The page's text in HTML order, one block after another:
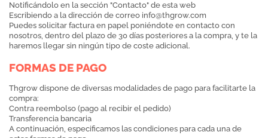
Notificándolo en la sección "Contacto" de esta web
Escribiendo a la dirección de correo info@thgrow.com
Puedes solicitar factura en papel poniéndote en contacto con
nosotros, dentro del plazo de 30 días posteriores a la compra, y te la
haremos llegar sin ningún tipo de coste adicional.
FORMAS DE PAGO
Thgrow dispone de diversas modalidades de pago para facilitarte la
compra:
Contra reembolso (pago al recibir el pedido)
Transferencia bancaria
A continuación, especificamos las condiciones para cada una de